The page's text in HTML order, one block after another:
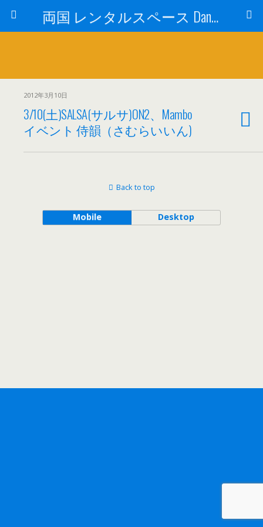
両国 レンタルスペース Dance Studio Happy Turn (ダンススタジオ ハッピーターン)
2012年3月10日
3/10(土)SALSA(サルサ)ON2、Mambo
イベント 侍韻（さむらいいん)
Back to top
Mobile Desktop